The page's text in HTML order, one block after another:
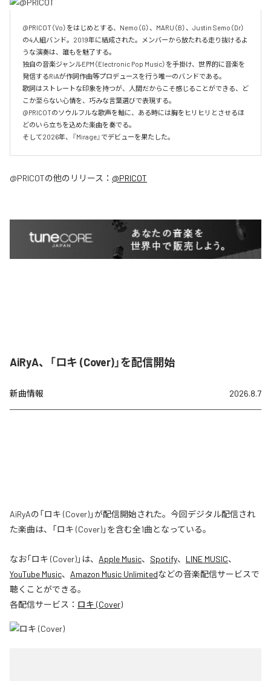
@PRICOT（Vo）をはじめとする、Nemo（G）、MARU（B）、Justin Semo（Dr）
の4人組バンド。2019年に結成された。メンバーから放たれる走り抜けるよ
うな演奏は、誰もを魅了する。
独自の音楽ジャンルEPM（Electronic Pop Music）を手掛け、世界的に音楽を
発信するRiAが作詞作曲等プロデュースを行う唯一のバンドである。
歌詞はストレートな印象を持つが、人間だからこそ感じることができる、ど
こか至らない心情を、巧みな言葉選びで表現する。
@PRICOTのソウルフルな歌声を軸に、ある時には胸をヒリヒリとさせるほ
どのいら立ちを込めた楽曲を奏でる。
そして2026年、『Mirage』でデビューを果たした。
@PRICOTの他のリリース： @PRICOT
AiRyA、「ロキ (Cover)」を配信開始
新曲情報 2026.8.7
AiRyAの「ロキ (Cover)」が配信開始された。今回デジタル配信され
た楽曲は、「ロキ (Cover)」を含む全1曲となっている。
なお「ロキ (Cover)」は、 Apple Music、 Spotify、 LINE MUSIC、
YouTube Music、 Amazon Music Unlimitedなどの音楽配信サービスで
聴くことができる。
各配信サービス： ロキ (Cover)